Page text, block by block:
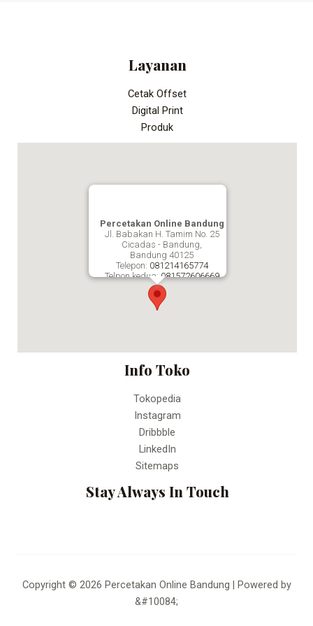
Layanan
Cetak Offset
Digital Print
Produk
Percetakan Online Bandung
Jl. Babakan H. Tamim No. 25
Cicadas - Bandung,
Bandung 40125
Telepon: 081214165774
Telpon kedua: 081572606669
Percetakan Online Bandung
Info Toko
Tokopedia
Instagram
Dribbble
LinkedIn
Sitemaps
Stay Always In Touch
Copyright © 2026 Percetakan Online Bandung | Powered by
&#10084;